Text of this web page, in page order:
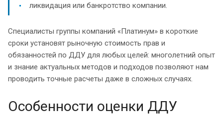
ликвидация или банкротство компании.
Специалисты группы компаний «Платинум» в короткие
сроки установят рыночную стоимость прав и
обязанностей по ДДУ для любых целей: многолетний опыт
и знание актуальных методов и подходов позволяют нам
проводить точные расчеты даже в сложных случаях.
Особенности оценки ДДУ